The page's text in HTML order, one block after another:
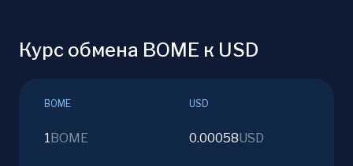
Курс обмена BOME к USD
BOME USD
1 BOME 0.00058USD